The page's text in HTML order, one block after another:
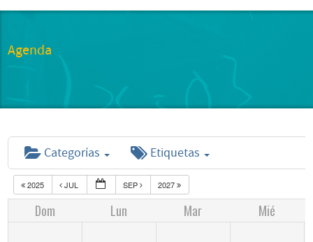
Agenda
Categorías Etiquetas
2025 JUL SEP 2027
Dom Lun Mar Mié